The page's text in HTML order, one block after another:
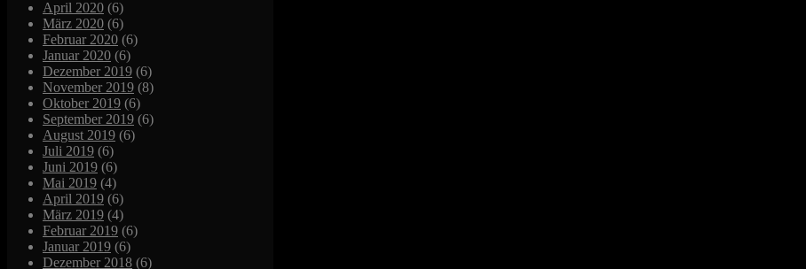
April 2020 (6)
März 2020 (6)
Februar 2020 (6)
Januar 2020 (6)
Dezember 2019 (6)
November 2019 (8)
Oktober 2019 (6)
September 2019 (6)
August 2019 (6)
Juli 2019 (6)
Juni 2019 (6)
Mai 2019 (4)
April 2019 (6)
März 2019 (4)
Februar 2019 (6)
Januar 2019 (6)
Dezember 2018 (6)